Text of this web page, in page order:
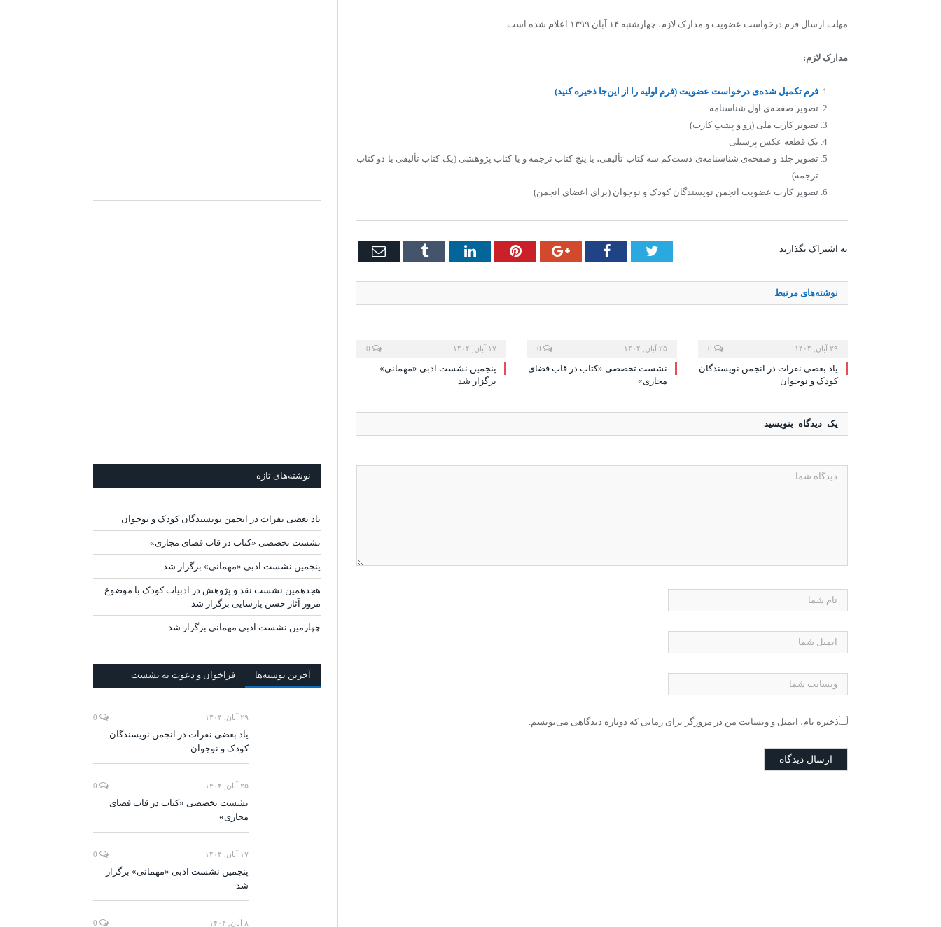
مهلت ارسال فرم درخواست عضویت و مدارک لازم، چهارشنبه ۱۴ آبان ۱۳۹۹ اعلام شده است.
مدارک لازم:
فرم تکمیل شده‌‏ی درخواست عضویت (فرم اولیه را از این‌جا ذخیره کنید)
تصویر صفحه‏‌ی اول شناسنامه
تصویر کارت ملی ‌(رو و پشتِ کارت)
یک قطعه عکس پرسنلی
تصویر جلد و صفحه‏‌ی شناسنامه‌‏ی دست‌‏کم سه کتاب تألیفی، یا پنج کتاب ترجمه و یا کتاب پژوهشی (یک کتاب تألیفی یا دو کتاب
ترجمه)
تصویر کارت عضویت انجمن نویسندگان کودک و نوجوان (برای اعضای انجمن)
به اشتراک بگذارید Twitter
Facebook
Google+
Pinterest
LinkedIn
Tumblr
Email
نوشته‌های مرتبط
۲۹ آبان, ۱۴۰۴
یاد بعضی نفرات در انجمن نویسندگان
کودک و نوجوان
۲۵ آبان, ۱۴۰۴
نشست تخصصی «کتاب در قاب فضای
مجازی»
۱۷ آبان, ۱۴۰۴
پنجمین نشست ادبی «مهمانی»
برگزار شد
یک دیدگاه بنویسید
ذخیره نام، ایمیل و وبسایت من در مرورگر برای زمانی که دوباره دیدگاهی می‌نویسم.
نوشته‌های تازه
یاد بعضی نفرات در انجمن نویسندگان کودک و نوجوان
نشست تخصصی «کتاب در قاب فضای مجازی»
پنجمین نشست ادبی «مهمانی» برگزار شد
هجدهمین نشست نقد و پژوهش در ادبیات کودک با موضوع
مرور آثار حسن پارسایی برگزار شد
چهارمین نشست ادبی مهمانی برگزار شد
آخرين‌ نوشته‌ها فراخوان و دعوت به نشست
۲۹ آبان, ۱۴۰۴
یاد بعضی نفرات در انجمن نویسندگان
کودک و نوجوان
۲۵ آبان, ۱۴۰۴
نشست تخصصی «کتاب در قاب فضای
مجازی»
۱۷ آبان, ۱۴۰۴
پنجمین نشست ادبی «مهمانی» برگزار
شد
۸ آبان, ۱۴۰۴